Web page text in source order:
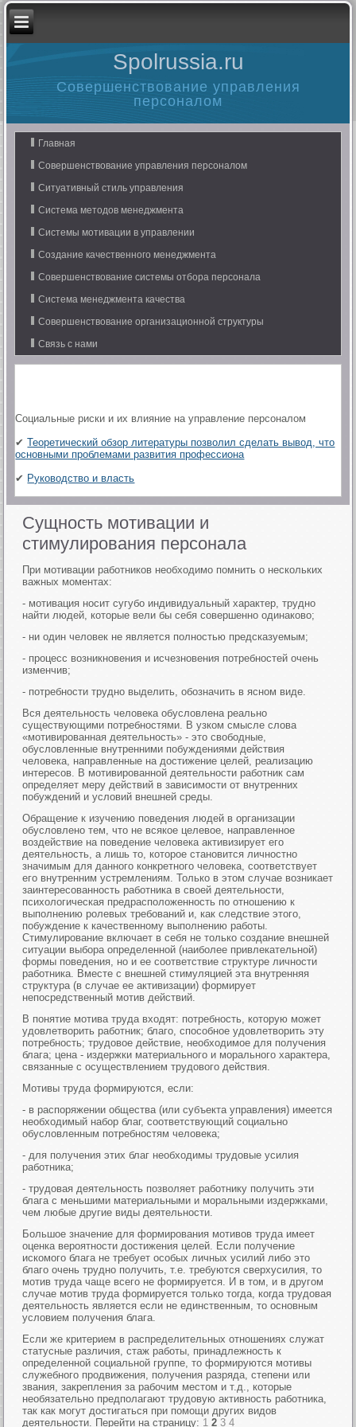
Spolrussia.ru
Совершенствование управления
персоналом
Главная
Совершенствование управления персоналом
Ситуативный стиль управления
Система методов менеджмента
Системы мотивации в управлении
Создание качественного менеджмента
Совершенствование системы отбора персонала
Система менеджмента качества
Совершенствование организационной структуры
Связь с нами
Социальные риски и их влияние на управление персоналом
✔Теоретический обзор литературы позволил сделать вывод, что
основными проблемами развития профессиона
✔ Руководство и власть
Сущность мотивации и
стимулирования персонала
При мотивации работников необходимо помнить о нескольких
важных моментах:
- мотивация носит сугубо индивидуальный характер, трудно
найти людей, которые вели бы себя совершенно одинаково;
- ни один человек не является полностью предсказуемым;
- процесс возникновения и исчезновения потребностей очень
изменчив;
- потребности трудно выделить, обозначить в ясном виде.
Вся деятельность человека обусловлена реально
существующими потребностями. В узком смысле слова
«мотивированная деятельность» - это свободные,
обусловленные внутренними побуждениями действия
человека, направленные на достижение целей, реализацию
интересов. В мотивированной деятельности работник сам
определяет меру действий в зависимости от внутренних
побуждений и условий внешней среды.
Обращение к изучению поведения людей в организации
обусловлено тем, что не всякое целевое, направленное
воздействие на поведение человека активизирует его
деятельность, а лишь то, которое становится личностно
значимым для данного конкретного человека, соответствует
его внутренним устремлениям. Только в этом случае возникает
заинтересованность работника в своей деятельности,
психологическая предрасположенность по отношению к
выполнению ролевых требований и, как следствие этого,
побуждение к качественному выполнению работы.
Стимулирование включает в себя не только создание внешней
ситуации выбора определенной (наиболее привлекательной)
формы поведения, но и ее соответствие структуре личности
работника. Вместе с внешней стимуляцией эта внутренняя
структура (в случае ее активизации) формирует
непосредственный мотив действий.
В понятие мотива труда входят: потребность, которую может
удовлетворить работник; благо, способное удовлетворить эту
потребность; трудовое действие, необходимое для получения
блага; цена - издержки материального и морального характера,
связанные с осуществлением трудового действия.
Мотивы труда формируются, если:
- в распоряжении общества (или субъекта управления) имеется
необходимый набор благ, соответствующий социально
обусловленным потребностям человека;
- для получения этих благ необходимы трудовые усилия
работника;
- трудовая деятельность позволяет работнику получить эти
блага с меньшими материальными и моральными издержками,
чем любые другие виды деятельности.
Большое значение для формирования мотивов труда имеет
оценка вероятности достижения целей. Если получение
искомого блага не требует особых личных усилий либо это
благо очень трудно получить, т.е. требуются сверхусилия, то
мотив труда чаще всего не формируется. И в том, и в другом
случае мотив труда формируется только тогда, когда трудовая
деятельность является если не единственным, то основным
условием получения блага.
Если же критерием в распределительных отношениях служат
статусные различия, стаж работы, принадлежность к
определенной социальной группе, то формируются мотивы
служебного продвижения, получения разряда, степени или
звания, закрепления за рабочим местом и т.д., которые
необязательно предполагают трудовую активность работника,
так как могут достигаться при помощи других видов
деятельности. Перейти на страницу: 1 2 3 4